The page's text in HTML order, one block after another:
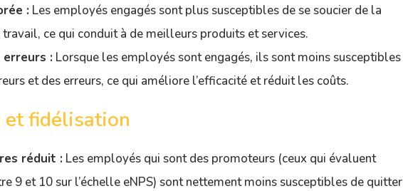
: Les employés engagés sont plus susceptibles de se soucier de la
ce qui conduit à de meilleurs produits et services.
erreurs : Lorsque les employés sont engagés, ils sont moins susceptibles
et des erreurs, ce qui améliore l’efficacité et réduit les coûts.
fidélisation
réduit : Les employés qui sont des promoteurs (ceux qui évaluent
9 et 10 sur l’échelle eNPS) sont nettement moins susceptibles de quitter